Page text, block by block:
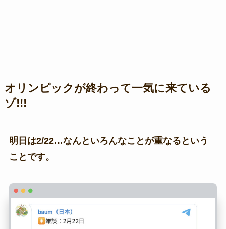
オリンピックが終わって一気に来ている
ゾ!!!
明日は2/22…なんといろんなことが重なるという
ことです。